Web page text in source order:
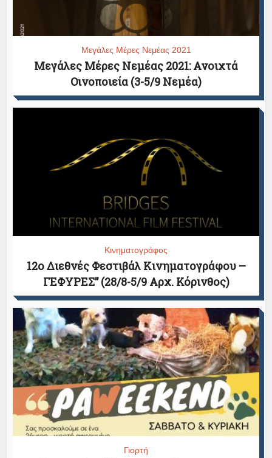
Μεγάλες Μέρες Νεμέας 2021
Μεγάλες Μέρες Νεμέας 2021: Ανοιχτά
Οινοποιεία (3-5/9 Νεμέα)
Κινηματογράφος
12ο Διεθνές Φεστιβάλ Κινηματογράφου –
ΓΕΦΥΡΕΣ” (28/8-5/9 Αρχ. Κόρινθος)
Γιορτή